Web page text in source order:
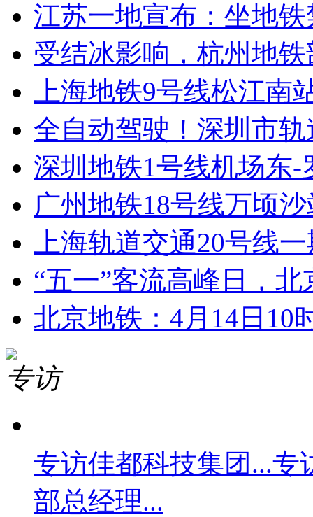
江苏一地宣布：坐地铁
受结冰影响，杭州地
上海地铁9号线松江南
全自动驾驶！深圳市
深圳地铁1号线机场东-
广州地铁18号线万顷
上海轨道交通20号线
“五一”客流高峰日，北
北京地铁：4月14日10
专访
专访佳都科技集团...专
部总经理...